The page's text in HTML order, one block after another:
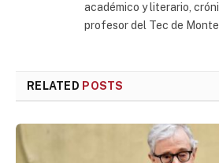
académico y literario,
profesor del Tec de
RELATED POSTS